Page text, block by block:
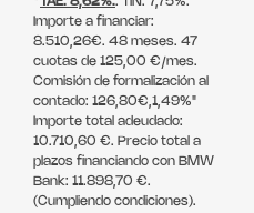
Importe a financiar:
8.510,26€. 48 meses. 47
cuotas de 125,00 €/mes.
Comisión de formalización al
contado: 126,80€,1,49%"
Importe total adeudado:
10.710,60 €. Precio total a
plazos financiando con BMW
Bank: 11.898,70 €.
(Cumpliendo condiciones).